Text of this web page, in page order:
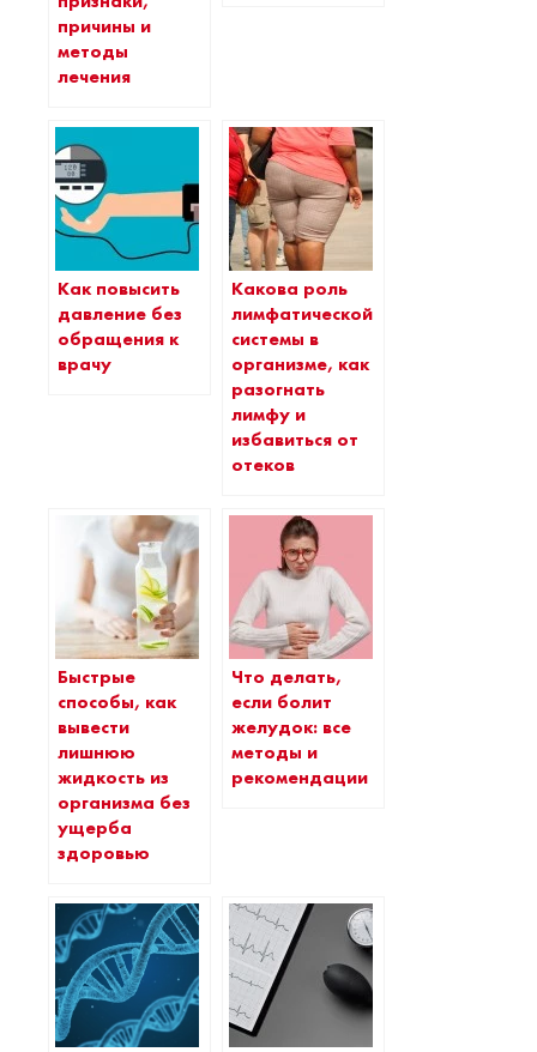
причины и
методы
лечения
Как повысить
давление без
обращения к
врачу
Какова роль
лимфатической
системы в
организме, как
разогнать
лимфу и
избавиться от
отеков
Быстрые
способы, как
вывести
лишнюю
жидкость из
организма без
ущерба
здоровью
Что делать,
если болит
желудок: все
методы и
рекомендации